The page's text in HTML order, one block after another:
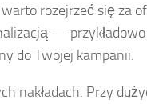
rozejrzeć się za
—
do Twojej kampanii.
nakładach. Przy